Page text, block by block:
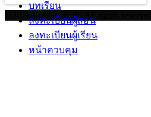
บทเรียน
ลงทะเบียนผู้สอน
ลงทะเบียนผู้เรียน
หน้าควบคุม
©2026 lms.sjn.ac.th. All rights reserved.